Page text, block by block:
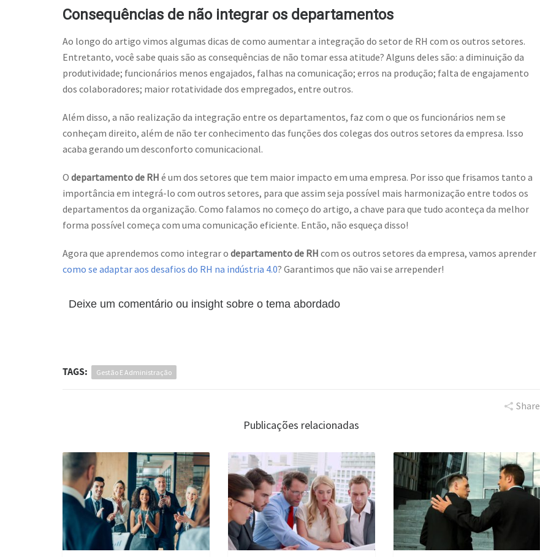
Consequências de não integrar os departamentos
Ao longo do artigo vimos algumas dicas de como aumentar a integração do setor de RH com os outros setores.
Entretanto, você sabe quais são as consequências de não tomar essa atitude? Alguns deles são: a diminuição da
produtividade; funcionários menos engajados, falhas na comunicação; erros na produção; falta de engajamento
dos colaboradores; maior rotatividade dos empregados, entre outros.
Além disso, a não realização da integração entre os departamentos, faz com o que os funcionários nem se
conheçam direito, além de não ter conhecimento das funções dos colegas dos outros setores da empresa. Isso
acaba gerando um desconforto comunicacional.
O departamento de RH é um dos setores que tem maior impacto em uma empresa. Por isso que frisamos tanto a
importância em integrá-lo com outros setores, para que assim seja possível mais harmonização entre todos os
departamentos da organização. Como falamos no começo do artigo, a chave para que tudo aconteça da melhor
forma possível começa com uma comunicação eficiente. Então, não esqueça disso!
Agora que aprendemos como integrar o departamento de RH com os outros setores da empresa, vamos aprender
como se adaptar aos desafios do RH na indústria 4.0? Garantimos que não vai se arrepender!
Deixe um comentário ou insight sobre o tema abordado
TAGS: Gestão E Administração
Share
Publicações relacionadas